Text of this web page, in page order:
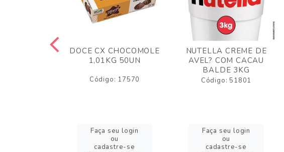
DOCE CX CHOCOMOLE
1,01KG 50UN
Código: 17570
Faça seu login
ou
cadastre-se
NUTELLA CREME DE
AVEL? COM CACAU
BALDE 3KG
Código: 51801
Faça seu login
ou
cadastre-se